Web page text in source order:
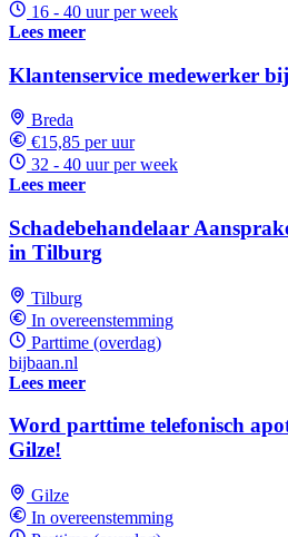
16 - 40 uur per week
Lees meer
Klantenservice medewerker
Breda
€15,85 per uur
32 - 40 uur per week
Lees meer
Schadebehandelaar
in Tilburg
Tilburg
In overeenstemming
Parttime (overdag)
bijbaan.nl
Lees meer
Word parttime telefonisch
Gilze!
Gilze
In overeenstemming